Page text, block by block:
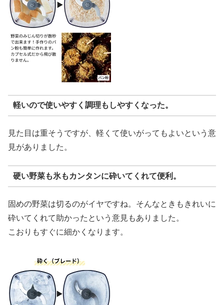
軽いので使いやすく調理もしやすくなった。
見た目は重そうですが、軽くて使いがってもよいという意
見がありました。
硬い野菜も氷もカンタンに砕いてくれて便利。
固めの野菜は切るのがイヤですね。そんなときもきれいに
砕いてくれて助かったという意見もありました。
こおりもすぐに細かくなります。